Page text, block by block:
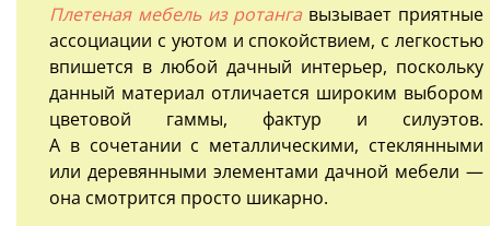
Плетеная мебель из ротанга вызывает приятные
ассоциации с уютом и спокойствием, с легкостью
впишется в любой дачный интерьер, поскольку
данный материал отличается широким выбором
цветовой гаммы, фактур и силуэтов.
А в сочетании с металлическими, стеклянными
или деревянными элементами дачной мебели —
она смотрится просто шикарно.